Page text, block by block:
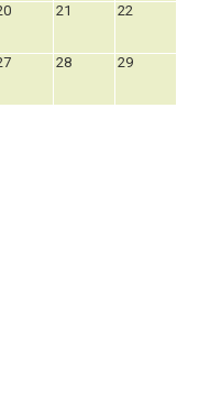
21 22
28 29